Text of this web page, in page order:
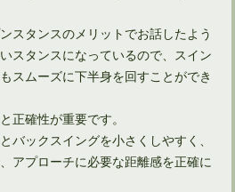
飛距離減の原因というのは間違い
スタンスのメリットでお話したよう
スタンスになっているので、スイン
スムーズに下半身を回すことができ
正確性が重要です。
バックスイングを小さくしやすく、
アプローチに必要な距離感を正確に